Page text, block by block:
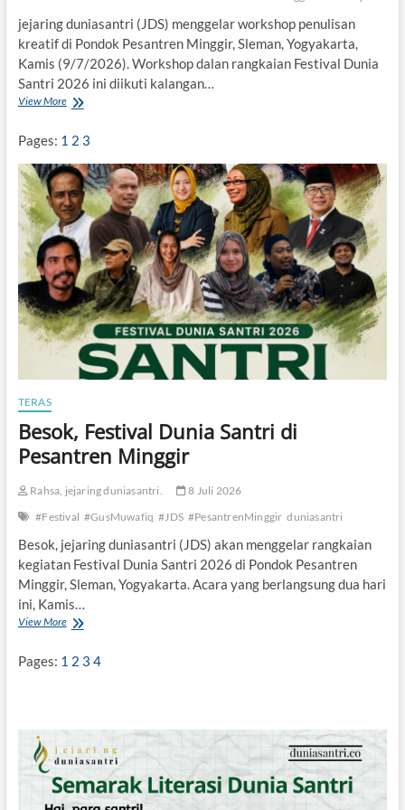
y
d
i
F
e
i
v
a
l
D
u
n
i
a
S
a
n
t
jejaring duniasantri (JDS) menggelar workshop penulisan
kreatif di Pondok Pesantren Minggir, Sleman, Yogyakarta,
Kamis (9/7/2026). Workshop dalan rangkaian Festival Dunia
Santri 2026 ini diikuti kalangan…
View MoreJ
G
e
l
a
r
W
o
r
k
s
h
o
p
e
l
i
s
n
r
e
a
t
i
f
d
e
r
e
n
M
Pages: 1 2 3
TERAS
Besok, Festival Dunia Santri di
Pesantren Minggir
Rahsa, jejaring duniasantri.
8 Juli 2026
#Festival #GusMuwafiq #JDS #PesantrenMinggir duniasantri
Besok, jejaring duniasantri (JDS) akan menggelar rangkaian
kegiatan Festival Dunia Santri 2026 di Pondok Pesantren
Minggir, Sleman, Yogyakarta. Acara yang berlangsung dua hari
ini, Kamis…
View MoreB
o
s
t
i
v
Pages: 1 2 3 4